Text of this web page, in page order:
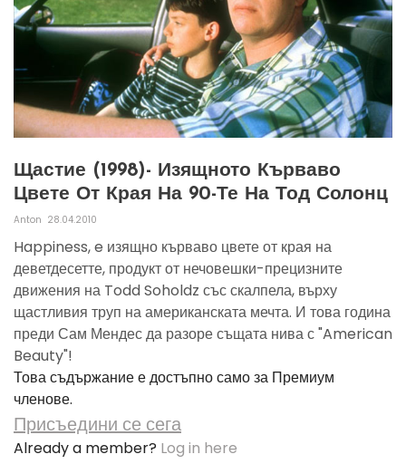
Щастие (1998)- Изящното Кърваво
Цвете От Края На 90-Те На Тод Солонц
Anton 28.04.2010
Happiness, e изящно кърваво цвете от края на
деветдесетте, продукт от нечовешки-прецизните
движения на Todd Soholdz със скалпела, върху
щастливия труп на американската мечта. И това година
преди Сам Мендес да разоре същата нива с "American
Beauty"!
Това съдържание е достъпно само за Премиум
членове.
Присъедини се сега
Already a member? Log in here